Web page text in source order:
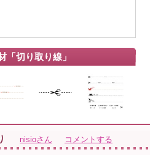
「切り取り線」
nisioさん コメントする